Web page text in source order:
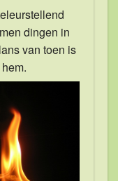
dingen in
van toen is